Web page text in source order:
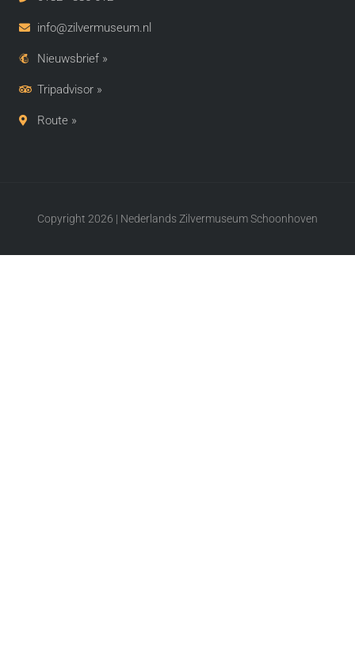
info@zilvermuseum.nl
Nieuwsbrief »
Tripadvisor »
Route »
Copyright 2026 | Nederlands Zilvermuseum Schoonhoven